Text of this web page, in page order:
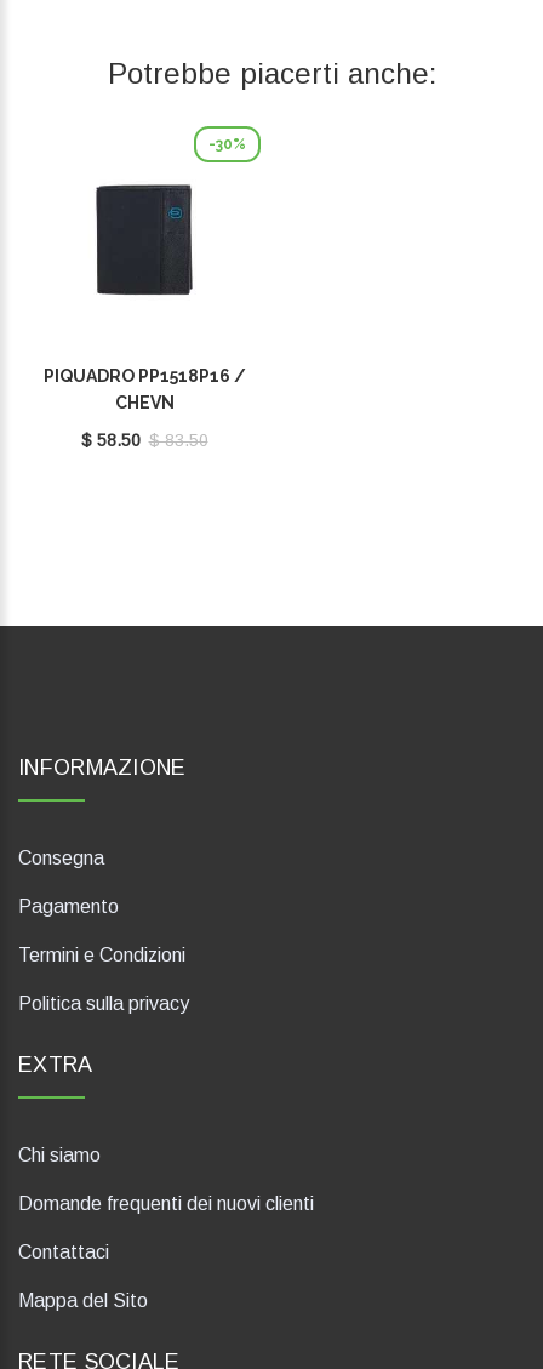
Potrebbe piacerti anche:
-30%
PIQUADRO PP1518P16 /
CHEVN
$ 58.50 $ 83.50
INFORMAZIONE
Consegna
Pagamento
Termini e Condizioni
Politica sulla privacy
EXTRA
Chi siamo
Domande frequenti dei nuovi clienti
Contattaci
Mappa del Sito
RETE SOCIALE